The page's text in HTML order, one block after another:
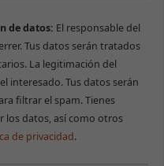
de datos: El responsable del
Tus datos serán tratados
La legitimación del
interesado. Tus datos serán
filtrar el spam. Tienes
los datos, así como otros
de privacidad.